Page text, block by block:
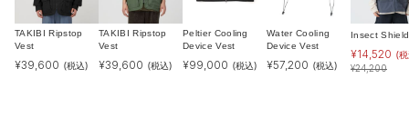
TAKIBI Ripstop
Vest
¥39,600 (税込)
TAKIBI Ripstop
Vest
¥39,600 (税込)
Peltier Cooling
Device Vest
¥99,000 (税込)
Water Cooling
Device Vest
¥57,200 (税込)
Insect
¥14,520 (
¥24,200